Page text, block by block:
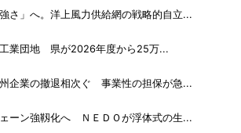
さ」へ。洋上風力供給網の戦略的自立...
業団地 県が2026年度から25万...
企業の撤退相次ぐ 事業性の担保が急...
ーン強靱化へ ＮＥＤＯが浮体式の生...